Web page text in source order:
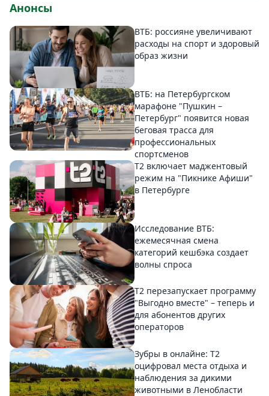
Анонсы
ВТБ: россияне увеличивают
расходы на спорт и здоровый
образ жизни
ВТБ: на Петербургском
марафоне "Пушкин –
Петербург" появится новая
беговая трасса для
профессиональных
спортсменов
Т2 включает маджентовый
режим на "Пикнике Афиши"
в Петербурге
Исследование ВТБ:
ежемесячная смена
категорий кешбэка создает
волны спроса
Т2 перезапускает программу
"Выгодно вместе" – теперь и
для абонентов других
операторов
Зубры в онлайне: Т2
оцифровал места отдыха и
наблюдения за дикими
животными в Ленобласти